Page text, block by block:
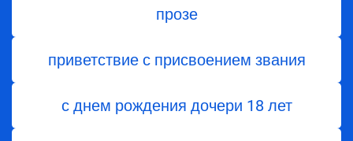
прозе
приветствие с присвоением звания
с днем ​​рождения дочери 18 лет